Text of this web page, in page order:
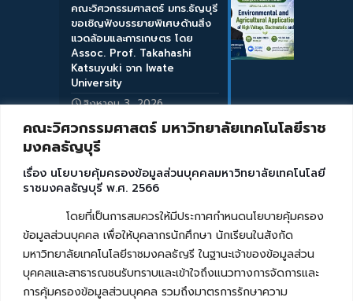
คณะวิศวกรรมศาสตร์ มหาวิทยาลัยเทคโนโลยีราช
มงคลธัญบุรี
เรื่อง นโยบายคุ้มครองข้อมูลส่วนบุคคลมหาวิทยาลัยเทคโนโลยี
ราชมงคลธัญบุรี พ.ศ. 2566
โดยที่เป็นการสมควรให้มีประกาศกำหนดนโยบายคุ้มครอง
ข้อมูลส่วนบุคคล เพื่อให้บุคลากรนักศึกษา นักเรียนในสังกัด
มหาวิทยาลัยเทคโนโลยีราชมงคลธัญรี ในฐานะเจ้าของข้อมูลส่วน
บุคคลและสาธารณชนรับทราบและเข้าใจถึงแนวทางการจัดการและ
การคุ้มครองข้อมูลส่วนบุคคล รวมถึงมาตรการรักษาความ
คณะวิศวกรรมศาสตร์ มทร.ธัญบุรี
ขอเชิญฟังบรรยายพิเศษด้านสิ่ง
แวดล้อมและการเกษตร โดย
Assoc. Prof. Takahashi
Katsuyuki จาก Iwate
University
สิงหาคม 3, 2026